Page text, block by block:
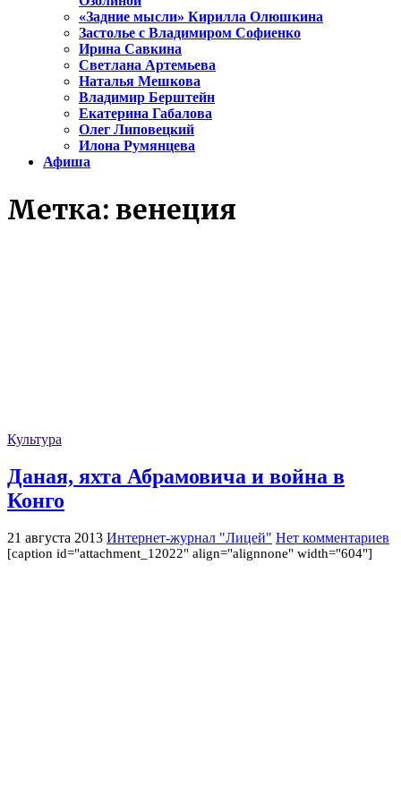
«Задние мысли» Кирилла Олюшкина
Застолье с Владимиром Софиенко
Ирина Савкина
Светлана Артемьева
Наталья Мешкова
Владимир Берштейн
Екатерина Габалова
Олег Липовецкий
Илона Румянцева
Афиша
Метка: венеция
Культура
Даная, яхта Абрамовича и война в
Конго
21 августа 2013 Интернет-журнал "Лицей" Нет комментариев
[caption id="attachment_12022" align="alignnone" width="604"]